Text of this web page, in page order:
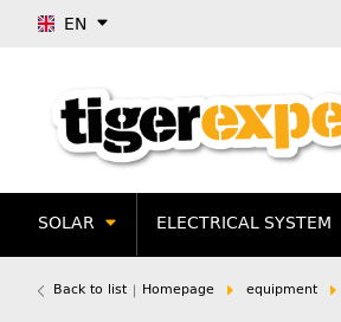
EN
SOLAR ELECTRICAL SYSTEM
Back to list Homepage equipment